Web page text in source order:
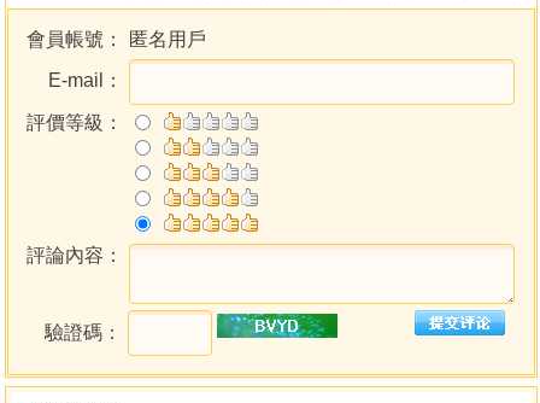
會員帳號：
匿名用戶
E-mail：
評價等級：
評論內容：
驗證碼：